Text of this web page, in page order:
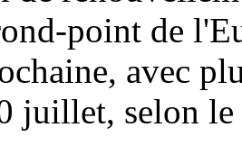
point de
avec
juillet, selon